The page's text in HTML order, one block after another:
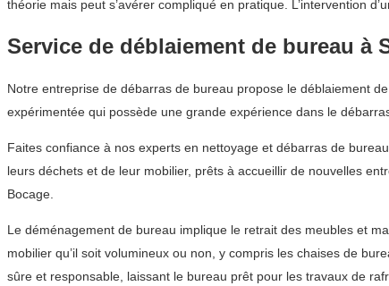
théorie mais peut s’avérer compliqué en pratique. L’intervention
Service de déblaiement de bureau à
Notre entreprise de débarras de bureau propose le déblaiement
expérimentée qui possède une grande expérience dans le
Faites confiance à nos experts en nettoyage et débarras de
leurs déchets et de leur mobilier, prêts à accueillir de nouvelles
Bocage.
Le déménagement de bureau implique le retrait des meubles et
mobilier qu’il soit volumineux ou non, y compris les chaises de
sûre et responsable, laissant le bureau prêt pour les travaux de